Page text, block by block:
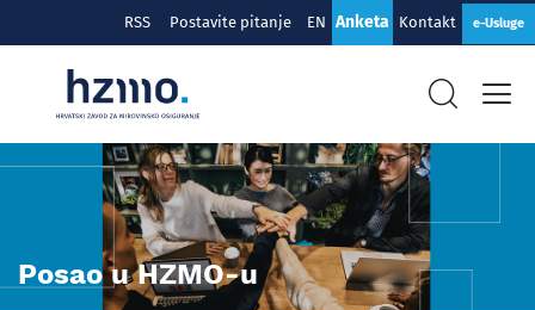
RSS Postavite pitanje EN Anketa Kontakt e-Usluge
Posao u HZMO-u